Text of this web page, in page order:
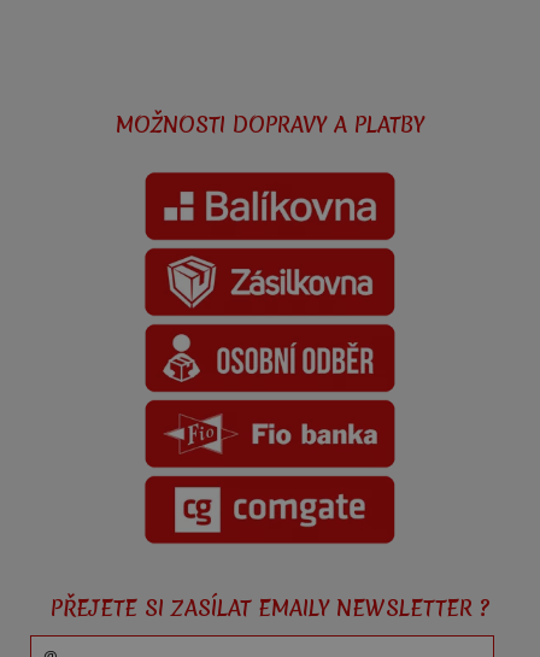
MOŽNOSTI DOPRAVY A PLATBY
PŘEJETE SI ZASÍLAT EMAILY NEWSLETTER ?